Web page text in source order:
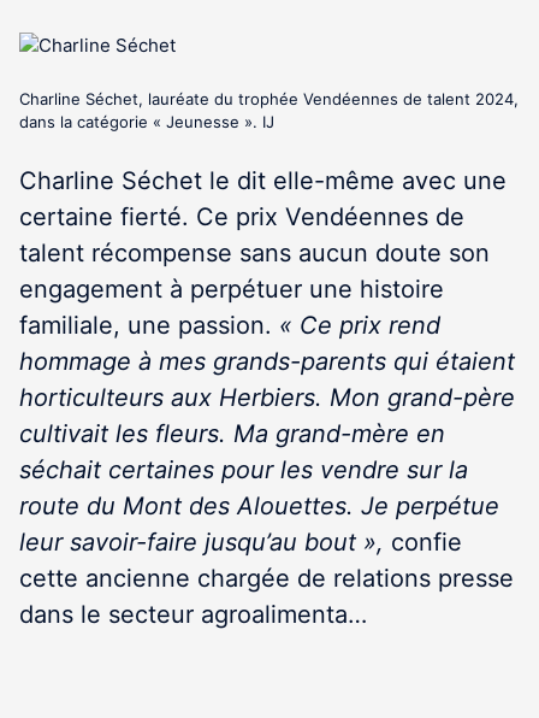
Charline Séchet, lauréate du trophée Vendéennes de talent 2024,
dans la catégorie « Jeunesse ». IJ
Charline Séchet le dit elle-même avec une
certaine fierté. Ce prix Vendéennes de
talent récompense sans aucun doute son
engagement à perpétuer une histoire
familiale, une passion. « Ce prix rend
hommage à mes grands-parents qui étaient
horticulteurs aux Herbiers. Mon grand-père
cultivait les fleurs. Ma grand-mère en
séchait certaines pour les vendre sur la
route du Mont des Alouettes. Je perpétue
leur savoir-faire jusqu’au bout », confie
cette ancienne chargée de relations presse
dans le secteur agroalimenta…